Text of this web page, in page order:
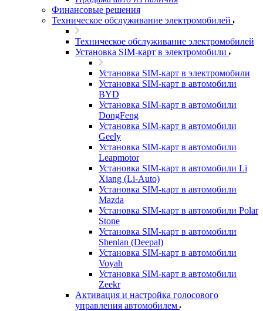
Финансовые решения
Техническое обслуживание электромобилей
Техническое обслуживание электромобилей
Установка SIM-карт в электромобили
Установка SIM-карт в электромобили
Установка SIM-карт в автомобили
BYD
Установка SIM-карт в автомобили
DongFeng
Установка SIM-карт в автомобили
Geely
Установка SIM-карт в автомобили
Leapmotor
Установка SIM-карт в автомобили Li
Xiang (Li-Auto)
Установка SIM-карт в автомобили
Mazda
Установка SIM-карт в автомобили Polar
Stone
Установка SIM-карт в автомобили
Shenlan (Deepal)
Установка SIM-карт в автомобили
Voyah
Установка SIM-карт в автомобили
Zeekr
Активация и настройка голосового
управления автомобилем